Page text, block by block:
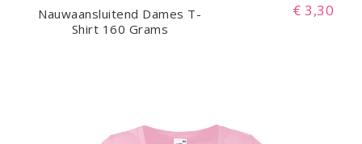
Nauwaansluitend Dames T-
Shirt 160 Grams
€ 3,30